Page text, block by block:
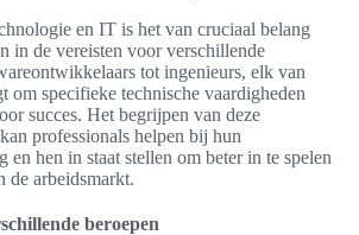
en IT is het van cruciaal belang
in de vereisten voor verschillende
tot ingenieurs, elk van
om specifieke technische vaardigheden
succes. Het begrijpen van deze
professionals helpen bij hun
hen in staat stellen om beter in te spelen
de arbeidsmarkt.
beroepen